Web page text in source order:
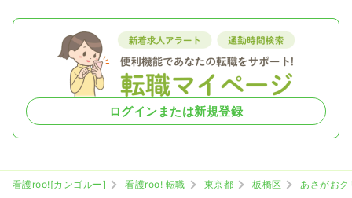
ログインまたは新規登録
看護roo![カンゴルー] 看護roo! 転職 東京都 板橋区
あさがお